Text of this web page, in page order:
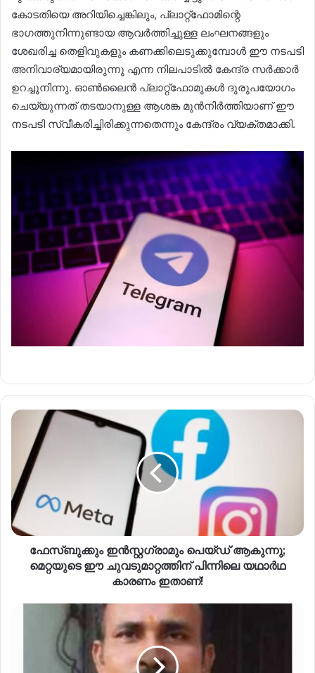
കോടതിയെ അറിയിച്ചെങ്കിലും, പ്ലാറ്റ്ഫോമിന്റെ
ഭാഗത്തുനിന്നുണ്ടായ ആവർത്തിച്ചുള്ള ലംഘനങ്ങളും
ശേഖരിച്ച തെളിവുകളും കണക്കിലെടുക്കുമ്പോൾ ഈ നടപടി
അനിവാര്യമായിരുന്നു എന്ന നിലപാടിൽ കേന്ദ്ര സർക്കാർ
ഉറച്ചുനിന്നു. ഓൺലൈൻ പ്ലാറ്റ്ഫോമുകൾ ദുരുപയോഗം
ചെയ്യുന്നത് തടയാനുള്ള ആശങ്ക മുൻനിർത്തിയാണ് ഈ
നടപടി സ്വീകരിച്ചിരിക്കുന്നതെന്നും കേന്ദ്രം വ്യക്തമാക്കി.
ഫേസ്ബുക്കും ഇൻസ്റ്റഗ്രാമും പെയ്ഡ് ആകുന്നു;
മെറ്റയുടെ ഈ ചുവടുമാറ്റത്തിന് പിന്നിലെ യഥാർഥ
കാരണം ഇതാണ്!